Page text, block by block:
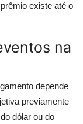
existe até o
na
depende
previamente
dólar ou do